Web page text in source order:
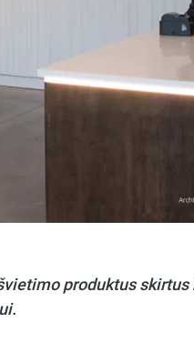
produktus skirtus